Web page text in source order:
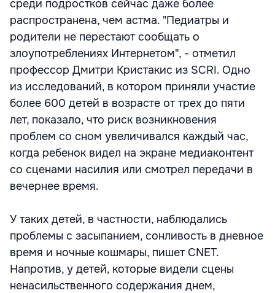
среди подростков сейчас даже более
распространена, чем астма. "Педиатры и
родители не перестают сообщать о
злоупотреблениях Интернетом", - отметил
профессор Дмитри Кристакис из SCRI. Одно
из исследований, в котором приняли участие
более 600 детей в возрасте от трех до пяти
лет, показало, что риск возникновения
проблем со сном увеличивался каждый час,
когда ребенок видел на экране медиаконтент
со сценами насилия или смотрел передачи в
вечернее время.
У таких детей, в частности, наблюдались
проблемы с засыпанием, сонливость в дневное
время и ночные кошмары, пишет CNET.
Напротив, у детей, которые видели сцены
ненасильственного содержания днем,